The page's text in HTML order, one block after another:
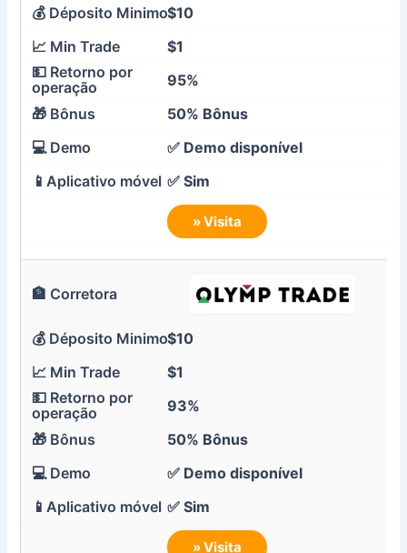
$10
$1
95%
50% Bônus
✅ Demo disponível
✅ Sim
» Visita
$10
$1
93%
50% Bônus
✅ Demo disponível
✅ Sim
» Visita